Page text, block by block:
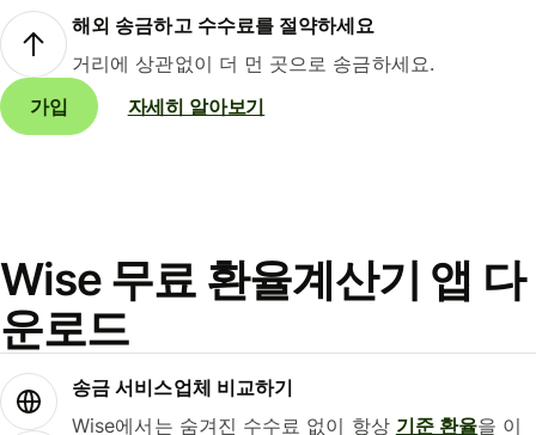
해외 송금하고 수수료를 절약하세요
거리에 상관없이 더 먼 곳으로 송금하세요.
가입
자세히 알아보기
Wise 무료 환율계산기 앱 다
운로드
송금 서비스업체 비교하기
Wise에서는 숨겨진 수수료 없이 항상 기준 환율을 이